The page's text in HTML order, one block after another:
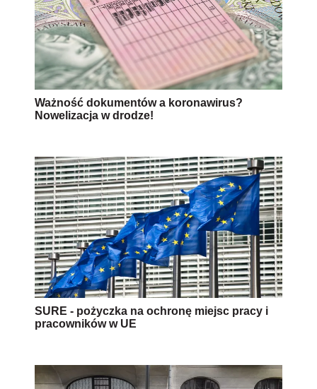
Ważność dokumentów a koronawirus?
Nowelizacja w drodze!
SURE - pożyczka na ochronę miejsc pracy i
pracowników w UE